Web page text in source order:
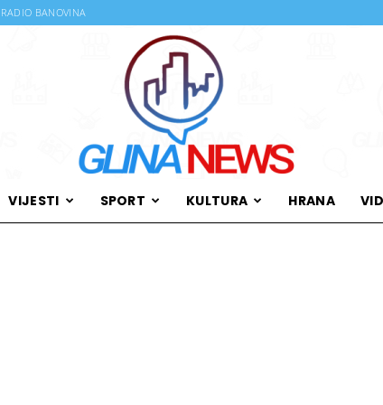
RADIO BANOVINA
VIJESTI SPORT KULTURA HRANA